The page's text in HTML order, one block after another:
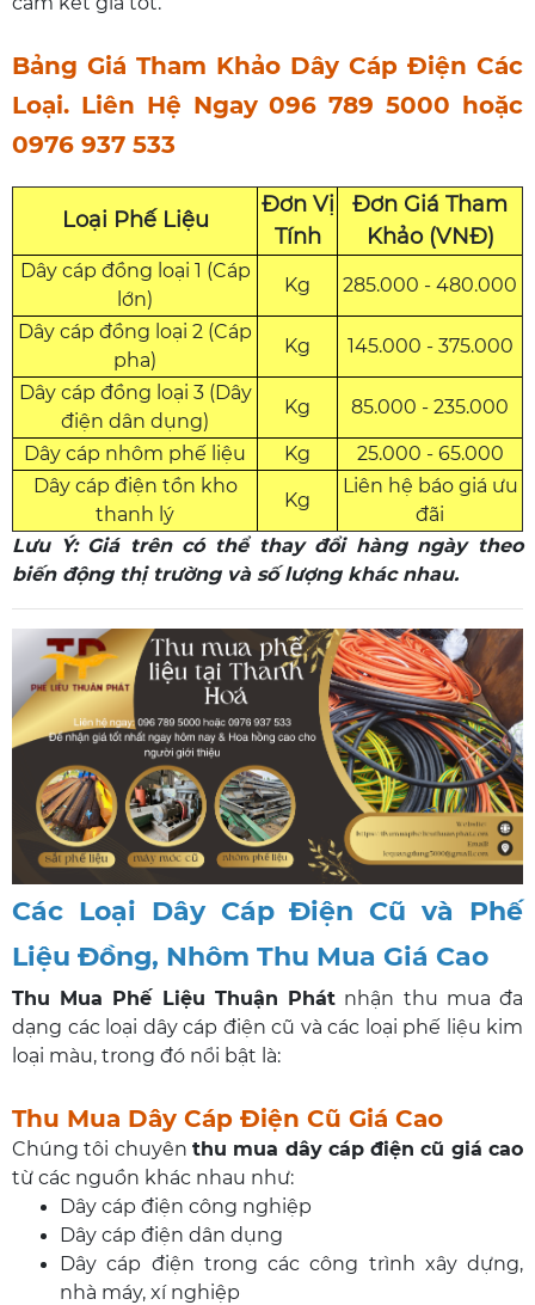
Bảng Giá Tham Khảo Dây Cáp Điện Các
Loại. Liên Hệ Ngay 096 789 5000 hoặc
0976 937 533
Loại Phế Liệu
Đơn Vị
Tính
Đơn Giá Tham
Khảo (VNĐ)
Dây cáp đồng loại 1 (Cáp
lớn)
Kg 285.000 - 480.000
Dây cáp đồng loại 2 (Cáp
pha)
Kg 145.000 - 375.000
Dây cáp đồng loại 3 (Dây
điện dân dụng)
Kg 85.000 - 235.000
Dây cáp nhôm phế liệu Kg
25.000 - 65.000
Dây cáp điện tồn kho
thanh lý
Kg
Liên hệ báo giá ưu
đãi
Lưu Ý: Giá trên có thể thay đổi hàng ngày theo
biến động thị trường và số lượng khác nhau.
Các Loại Dây Cáp Điện Cũ và Phế
Liệu Đồng, Nhôm Thu Mua Giá Cao
Thu Mua Phế Liệu Thuận Phát nhận thu mua đa
dạng các loại dây cáp điện cũ và các loại phế liệu kim
loại màu, trong đó nổi bật là:
Thu Mua Dây Cáp Điện Cũ Giá Cao
Chúng tôi chuyên thu mua dây cáp điện cũ giá cao
từ các nguồn khác nhau như:
Dây cáp điện công nghiệp
Dây cáp điện dân dụng
Dây cáp điện trong các công trình xây dựng,
nhà máy, xí nghiệp